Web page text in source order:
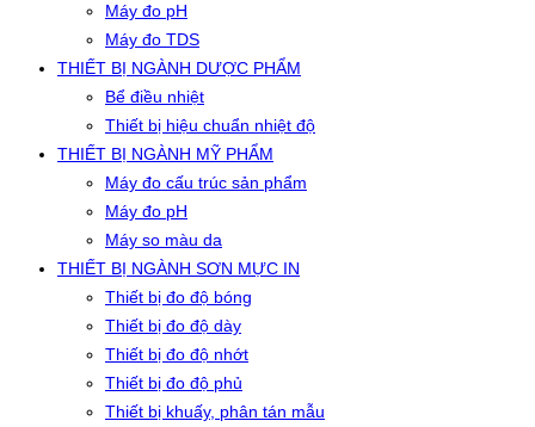
Máy đo pH
Máy đo TDS
THIẾT BỊ NGÀNH DƯỢC PHẨM
Bể điều nhiệt
Thiết bị hiệu chuẩn nhiệt độ
THIẾT BỊ NGÀNH MỸ PHẨM
Máy đo cấu trúc sản phẩm
Máy đo pH
Máy so màu da
THIẾT BỊ NGÀNH SƠN MỰC IN
Thiết bị đo độ bóng
Thiết bị đo độ dày
Thiết bị đo độ nhớt
Thiết bị đo độ phủ
Thiết bị khuấy, phân tán mẫu